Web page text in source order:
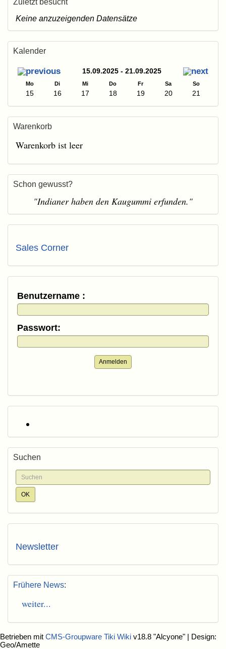
Zuletzt besucht
Keine anzuzeigenden Datensätze
Kalender
15.09.2025 - 21.09.2025
Mo Di Mi Do Fr Sa So
15 16 17 18 19 20 21
Warenkorb
Warenkorb ist leer
Schon gewusst?
"Indianer haben den Kaugummi erfunden."
Sales Corner
Benutzername :
Passwort:
Anmelden
Suchen
Newsletter
Frühere News:
weiter...
Betrieben mit CMS-Groupware Tiki Wiki v18.8 "Alcyone" | Design:
Geo/Amette